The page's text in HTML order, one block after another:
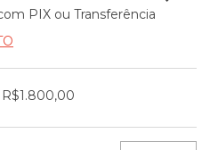
PIX ou Transferência
R$1.800,00